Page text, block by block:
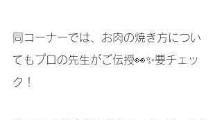
同コーナーでは、お肉の焼き方につい
てもプロの先生がご伝授👀✨要チェッ
ク！